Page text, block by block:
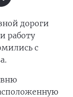
дороги
работу
с